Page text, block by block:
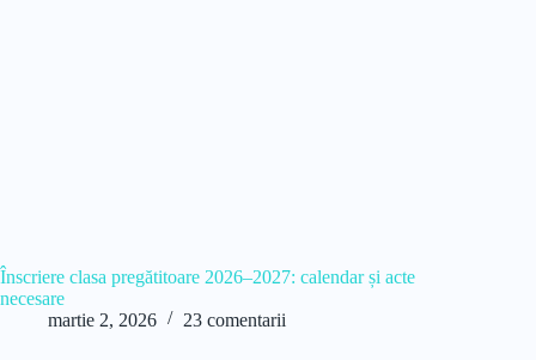
Înscriere clasa pregătitoare 2026–2027: calendar și acte
necesare
martie 2, 2026
23 comentarii